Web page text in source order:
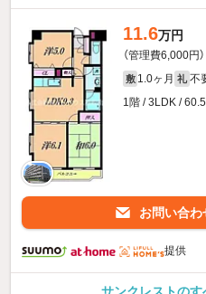
11.6万円
（管理費6,000円）
敷 1.0ヶ月 礼 不
1階 / 3LDK /
お問い合わ
提供